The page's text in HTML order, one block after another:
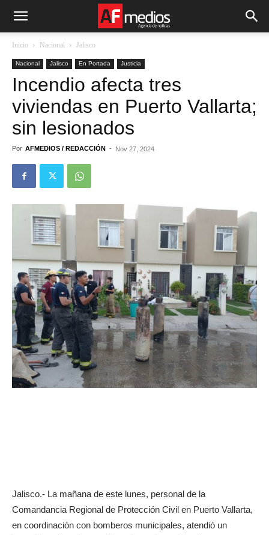
Inicio Nacional Jalisco
Nacional Jalisco En Portada Justicia
Incendio afecta tres
viviendas en Puerto Vallarta;
sin lesionados
Por AFMEDIOS / REDACCIÓN - Nov 27, 2024
Jalisco.- La mañana de este lunes, personal de la
Comandancia Regional de Protección Civil en Puerto Vallarta,
en coordinación con bomberos municipales, atendió un